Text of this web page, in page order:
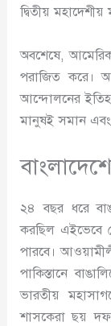
দ্বিতীয়
অবশেষে,
পরাজিত করে।
আন্দোলনের
মানুষই সমান এবং
২৪ বছর ধরে
করছিল এইভেবে
পারবে।
পাকিস্তানে
ভারতীয়
শাসকেরা ছয়